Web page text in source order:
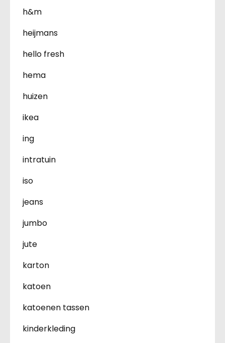
h&m
heijmans
hello fresh
hema
huizen
ikea
ing
intratuin
iso
jeans
jumbo
jute
karton
katoen
katoenen tassen
kinderkleding